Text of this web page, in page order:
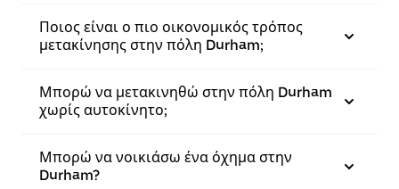
Ποιος είναι ο πιο οικονομικός τρόπος
μετακίνησης στην πόλη Durham;
Μπορώ να μετακινηθώ στην πόλη Durham
χωρίς αυτοκίνητο;
Μπορώ να νοικιάσω ένα όχημα στην
Durham?